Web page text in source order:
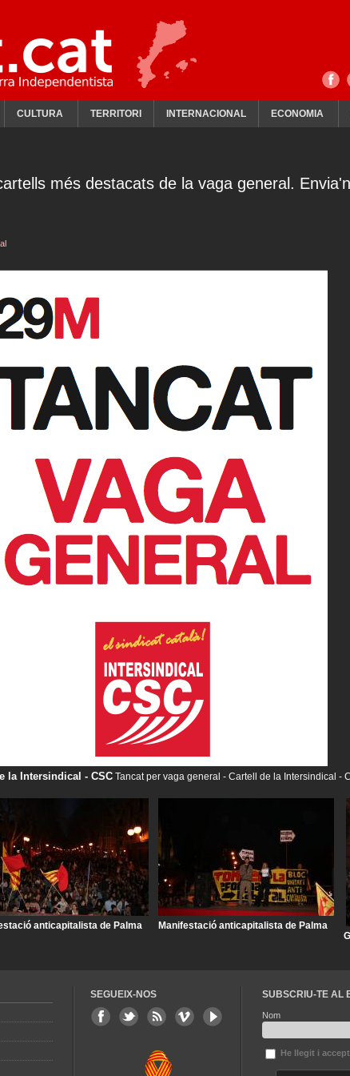
CULTURA TERRITORI INTERNACIONAL ECONOMIA
més destacats de la vaga general.
la Intersindical - CSC Tancat per vaga general - Cartell de la Intersindical -
anticapitalista de Palma
Manifestació anticapitalista de Palma
SEGUEIX-NOS SUBSCRIU-TE AL
Nom
He llegit i